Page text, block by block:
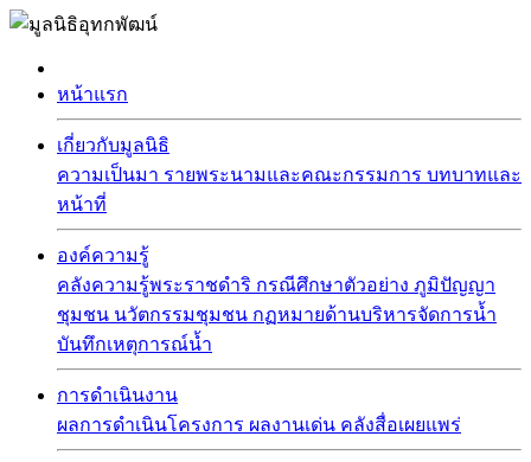
หน้าแรก
เกี่ยวกับมูลนิธิ
ความเป็นมา รายพระนามและคณะกรรมการ บทบาทและ
หน้าที่
องค์ความรู้
คลังความรู้พระราชดำริ กรณีศึกษาตัวอย่าง ภูมิปัญญา
ชุมชน นวัตกรรมชุมชน กฏหมายด้านบริหารจัดการน้ำ
บันทึกเหตุการณ์น้ำ
การดำเนินงาน
ผลการดำเนินโครงการ ผลงานเด่น คลังสื่อเผยแพร่